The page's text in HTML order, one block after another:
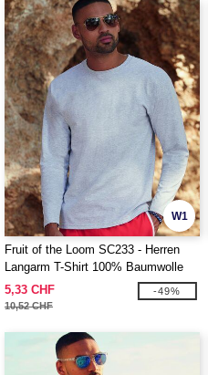
W1
Fruit of the Loom SC233 - Herren
Langarm T-Shirt 100% Baumwolle
5,33 CHF
10,52 CHF
-49%